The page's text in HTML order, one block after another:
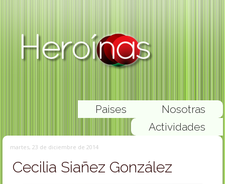
Nosotras
Paises
Actividades
martes, 23 de diciembre de 2014
Cecilia Siañez González